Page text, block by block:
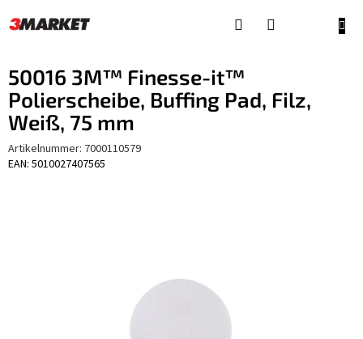
Inhalt
50016 3M™ Finesse-it™
Polierscheibe, Buffing Pad, Filz,
Weiß, 75 mm
Artikelnummer: 7000110579
EAN: 5010027407565